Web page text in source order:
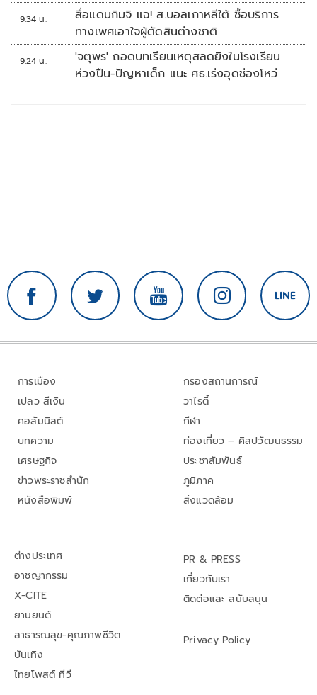
9:34 น.
สื่อแดนกิมจิ แฉ! ส.บอลเกาหลีใต้ ซื้อบริการ
ทางเพศเอาใจผู้ตัดสินต่างชาติ
9:24 น.
'จตุพร' ถอดบทเรียนเหตุสลดยิงในโรงเรียน
ห่วงปืน-ปัญหาเด็ก แนะ ศธ.เร่งอุดช่องโหว่
การเมือง
เปลว สีเงิน
คอลัมนิสต์
บทความ
เศรษฐกิจ
ข่าวพระราชสำนัก
หนังสือพิมพ์
กรองสถานการณ์
วาไรตี้
กีฬา
ท่องเที่ยว – ศิลปวัฒนธรรม
ประชาสัมพันธ์
ภูมิภาค
สิ่งแวดล้อม
ต่างประเทศ
อาชญากรรม
X-CITE
ยานยนต์
สาธารณสุข-คุณภาพชีวิต
บันเทิง
ไทยโพสต์ ทีวี
PR & PRESS
เกี่ยวกับเรา
ติดต่อและ สนับสนุน
Privacy Policy